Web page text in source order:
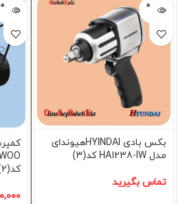
فروخته
شده
بکس بادی HYINDAIهیوندای
مدل HA1238-IW کد(3)
تماس بگیرید
فروخته
شده
کد(2)